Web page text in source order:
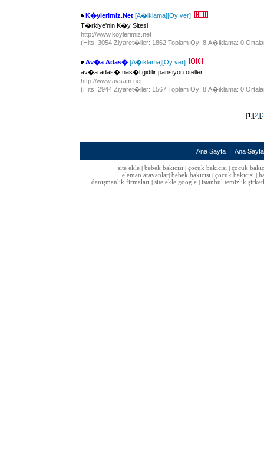
K�ylerimiz.Net [A�iklama][Oy ver]
T�rkiye'nin K�y Sitesi
http://www.koylerimiz.net
(Hits: 3054 Ziyaret�iler: 1862 Toplam Oy: 8 A�iklama: 0
Av�a Adas� [A�iklama][Oy ver]
av�a adas� nas�l gidilir pansiyon oteller
http://www.avsam.net
(Hits: 2944 Ziyaret�iler: 1567 Toplam Oy: 8 A�iklama: 0
[1][2][
Ana Sayfa Ana
site ekle| bebek bakıcısı| çocuk bakıcısı| çocuk
eleman arayanlar bebek bakıcısı çocuk bakıcısı
danışmanlık firmaları
site ekle google istanbul temizlik